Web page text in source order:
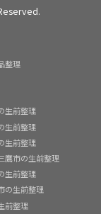
整理
生前整理
生前整理
生前整理
鷹市の生前整理
生前整理
の生前整理
前整理